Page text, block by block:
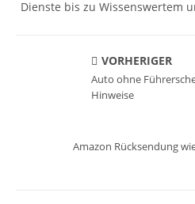
Dienste bis zu Wissenswertem
VORHERIGER
Auto ohne
Hinweise
Amazon Rücksendung